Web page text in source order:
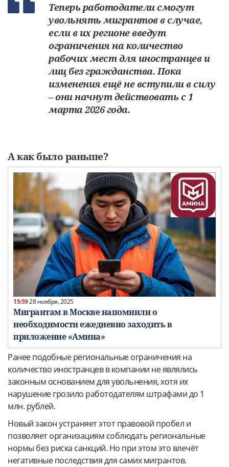
Теперь работодатели смогут
увольнять мигрантов в случае,
если в их регионе введут
ограничения на количество
рабочих мест для иностранцев и
лиц без гражданства. Пока
изменения ещё не вступили в силу
– они начнут действовать с 1
марта 2026 года.
А как было раньше?
15:5928 ноября, 2025
Мигрантам в Москве напомнили о
необходимости ежедневно заходить в
приложение «Амина»
Ранее подобные региональные ограничения на
количество иностранцев в компании не являлись
законным основанием для увольнения, хотя их
нарушение грозило работодателям штрафами до 1
млн. рублей.
Новый закон устраняет этот правовой пробел и
позволяет организациям соблюдать региональные
нормы без риска санкций. Но при этом это влечёт
негативные последствия для самих мигрантов.